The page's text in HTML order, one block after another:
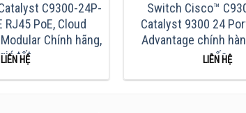
C9300-24P-
RJ45 PoE, Cloud
Chính hãng,
giá tốt
LIÊN HỆ
Switch Cisco™
Catalyst 9300 24
Advantage chính
sốc
LIÊN HỆ